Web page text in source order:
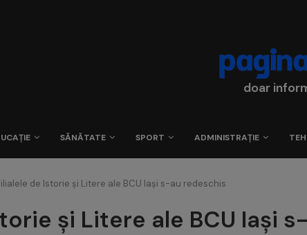
doar
SĂNĂTATE SPORT ADMINISTRAȚIE
de Istorie și Litere ale BCU Iași s-au redeschis
și Litere ale BCU Iași